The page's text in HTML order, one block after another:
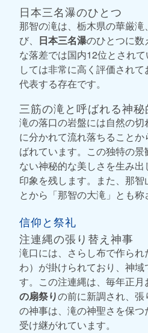
日本三名瀑のひとつ
那智の滝は、栃木県の華厳
び、 日本三名瀑のひとつに数
な落差では国内12位とされ
しては非常に高く評価され
代表する存在です。
三筋の滝と呼ばれる神秘
滝の落口の岩盤には自然の
に分かれて流れ落ちること
ばれています。この独特の
ない神秘的な美しさを生み
印象を残します。また、那
とから「那智の大滝」とも称
信仰と祭礼
注連縄の張り替え神事
滝口には、さらし布で作ら
わ）が掛けられており、神域
す。この注連縄は、毎年正月
の扇祭りの前に新調され、張
の神事は、滝の神聖さを保
受け継がれています。